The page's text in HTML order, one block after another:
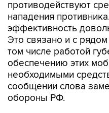
противодействуют
нападения
эффективность
Это связано и с
том числе работой
обеспечению этих
необходимыми
сообщении слова
обороны РФ.